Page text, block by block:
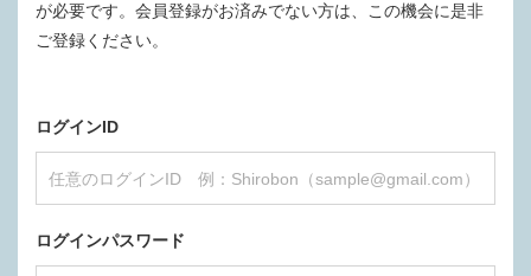
が必要です。会員登録がお済みでない方は、この機会に是非
ご登録ください。
ログインID
ログインパスワード